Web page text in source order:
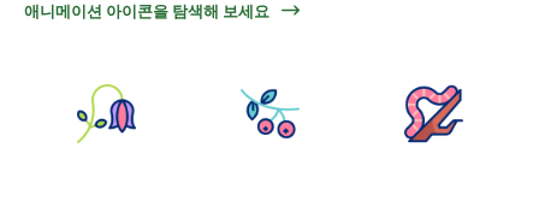
애니메이션 아이콘을 탐색해 보세요